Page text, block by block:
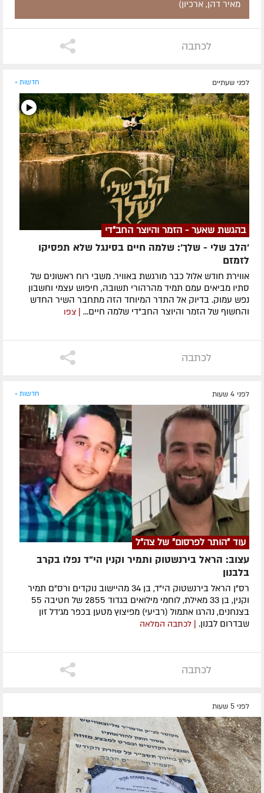
מאיר דהן, ארכיון)
לכתבה
לפני שעתיים חדשות »
בהגשת שאער - הזמר והיוצר החב"די
'הלב שלי - שלך': שלמה חיים בסינגל שלא תפסיקו
לזמזם
אווירת חודש אלול כבר מורגשת באוויר. משבי רוח ראשונים של
סתיו מביאים עמם תמיד מהרהורי תשובה, חיפוש עצמי וחשבון
נפש עמוק. בדיוק אל התדר המיוחד הזה מתחבר השיר החדש
והחשוף של הזמר והיוצר החב"די שלמה חיים...
| צפו
לכתבה
לפני 4 שעות חדשות »
עוד "הותר לפרסום" של צה"ל
עצוב: הראל בירנשטוק ותמיר וקנין הי"ד נפלו בקרב
בלבנון
רס"ן הראל בירנשטוק הי"ד, בן 34 מהיישוב נוקדים ורס"ם תמיר
וקנין, בן 33 מאילת, לוחמי מילואים בגדוד 2855 של חטיבה 55
בצנחנים, נהרגו אתמול (רביעי) מפיצוץ מטען בכפר מג'דל זון
שבדרום לבנון. | לכתבה המלאה
לכתבה
לפני 5 שעות